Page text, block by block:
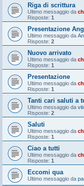
Riga di scrittura
Ultimo messaggio da
Risposte: 1
Presentazione
Ultimo messaggio da
Risposte: 2
Nuovo arrivato
Ultimo messaggio da
Risposte: 1
Presentazione
Ultimo messaggio da
Risposte: 1
Tanti cari saluti a
Ultimo messaggio da
Risposte: 2
Saluti
Ultimo messaggio da
Risposte: 1
Ciao a tutti
Ultimo messaggio da
Risposte: 1
Eccomi qua
Ultimo messaggio da